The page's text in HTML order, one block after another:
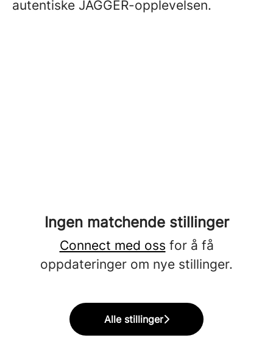
autentiske JAGGER-opplevelsen.
Ingen matchende stillinger
Connect med oss for å få
oppdateringer om nye stillinger.
Alle stillinger